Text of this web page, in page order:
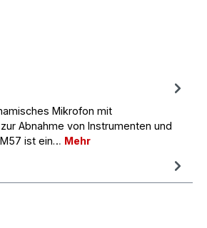
Mikrofon mit
Abnahme von Instrumenten und
ist ein… Mehr